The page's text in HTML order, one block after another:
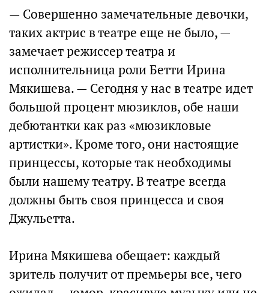
— Совершенно замечательные девочки,
таких актрис в театре еще не было, —
замечает режиссер театра и
исполнительница роли Бетти Ирина
Мякишева. — Сегодня у нас в театре идет
большой процент мюзиклов, обе наши
дебютантки как раз «мюзикловые
артистки». Кроме того, они настоящие
принцессы, которые так необходимы
были нашему театру. В театре всегда
должны быть своя принцесса и своя
Джульетта.
Ирина Мякишева обещает: каждый
зритель получит от премьеры все, чего